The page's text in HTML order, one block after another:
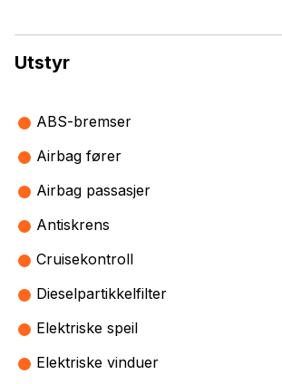
Utstyr
ABS-bremser
Airbag fører
Airbag passasjer
Antiskrens
Cruisekontroll
Dieselpartikkelfilter
Elektriske speil
Elektriske vinduer